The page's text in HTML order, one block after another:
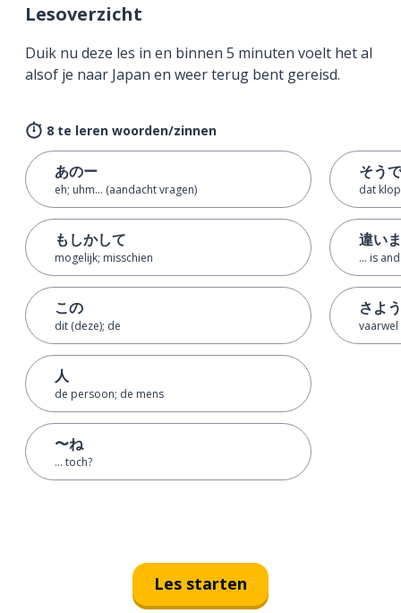
Lesoverzicht
Duik nu deze les in en binnen 5 minuten voelt het al
alsof je naar Japan en weer terug bent gereisd.
8 te leren woorden/zinnen
あのー
eh; uhm... (aandacht vragen)
もしかして
mogelijk; misschien
この
dit (deze); de
人
de persoon; de mens
〜ね
... toch?
そう
dat
違い
... is
さよ
vaarwel
Les starten